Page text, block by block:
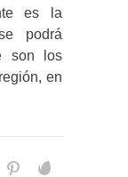
es la
podrá
son los
en